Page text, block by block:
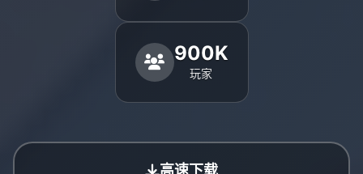
900K
玩家
高速下载